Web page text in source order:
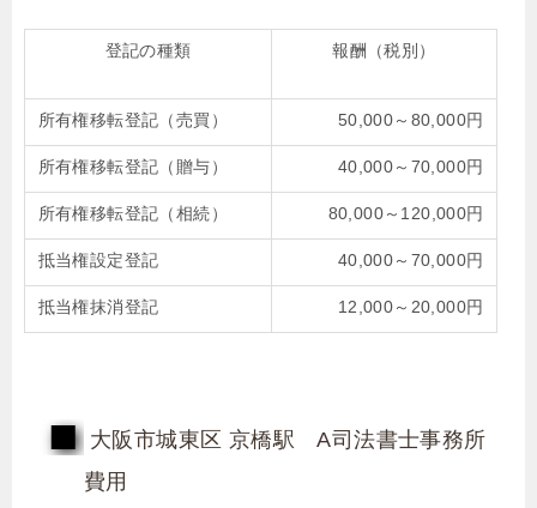
登記の種類 報酬（税別）
所有権移転登記（売買） 50,000～80,000円
所有権移転登記（贈与） 40,000～70,000円
所有権移転登記（相続） 80,000～120,000円
抵当権設定登記 40,000～70,000円
抵当権抹消登記 12,000～20,000円
大阪市城東区 京橋駅 A司法書士事務所
費用